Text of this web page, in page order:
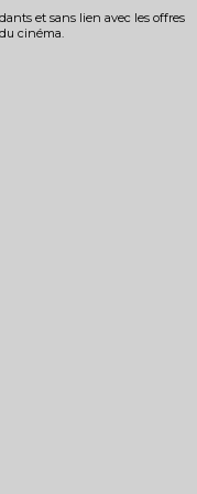
et sans lien avec les offres
cinéma.